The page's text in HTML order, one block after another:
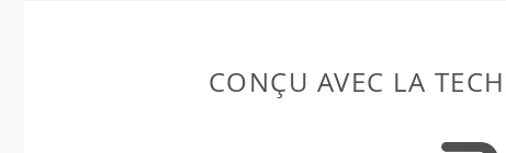
CONÇU AVEC LA